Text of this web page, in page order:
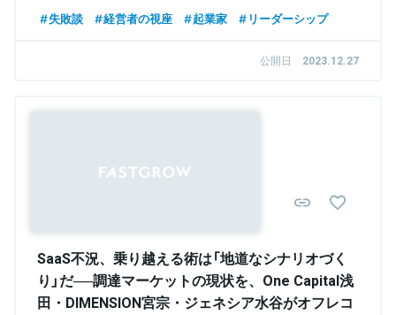
失敗談 経営者の視座 起業家 リーダーシップ
公開日 2023.12.27
SaaS不況、乗り越える術は「地道なシナリオづく
り」だ──調達マーケットの現状を、One Capital浅
田・DIMENSION宮宗・ジェネシア水谷がオフレコ